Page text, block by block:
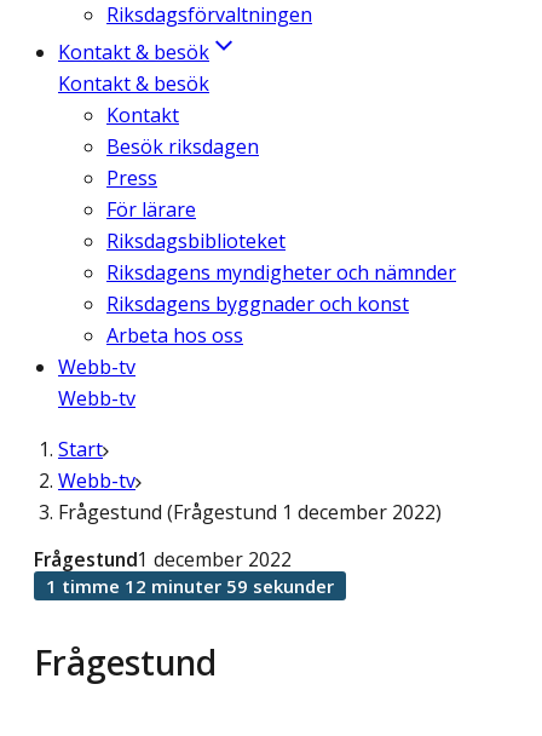
Riksdagsförvaltningen
Kontakt & besök
Kontakt & besök
Kontakt
Besök riksdagen
Press
För lärare
Riksdagsbiblioteket
Riksdagens myndigheter och nämnder
Riksdagens byggnader och konst
Arbeta hos oss
Webb-tv
Webb-tv
Start
Webb-tv
Frågestund (Frågestund 1 december 2022)
Frågestund
Frågestund1 december 2022
1 timme 12 minuter 59 sekunder